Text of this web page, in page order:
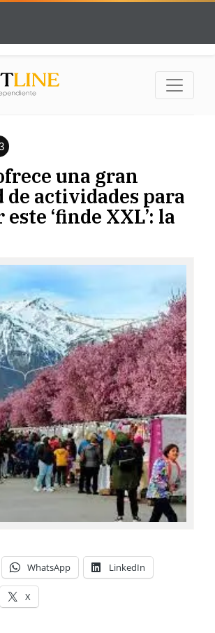
una gran
de actividades para
‘finde XXL’: la
WhatsApp LinkedIn
X